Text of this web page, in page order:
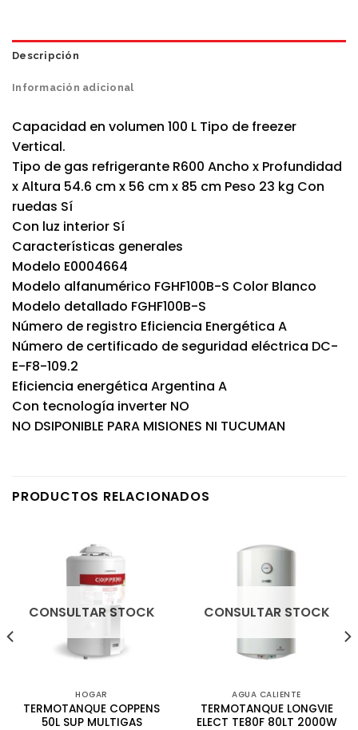
Descripción
Información adicional
Capacidad en volumen 100 L Tipo de freezer
Vertical.
Tipo de gas refrigerante R600 Ancho x Profundidad
x Altura 54.6 cm x 56 cm x 85 cm Peso 23 kg Con
ruedas Sí
Con luz interior Sí
Características generales
Modelo E0004664
Modelo alfanumérico FGHF100B-S Color Blanco
Modelo detallado FGHF100B-S
Número de registro Eficiencia Energética A
Número de certificado de seguridad eléctrica DC-
E-F8-109.2
Eficiencia energética Argentina A
Con tecnología inverter NO
NO DSIPONIBLE PARA MISIONES NI TUCUMAN
PRODUCTOS RELACIONADOS
CONSULTAR STOCK
HOGAR
TERMOTANQUE COPPENS
50L SUP MULTIGAS
CONSULTAR STOCK
AGUA CALIENTE
TERMOTANQUE LONGVIE
ELECT TE80F 80LT 2000W